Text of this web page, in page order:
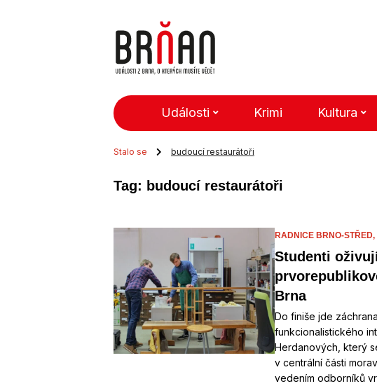
Události Krimi Kultura
Stalo se budoucí restaurátoři
Tag: budoucí restaurátoři
RADNICE BRNO-STŘED,
Studenti
Brna
Do finiše jde
funkcionalistického
Herdanových, který
v centrální části
vedením odborníků